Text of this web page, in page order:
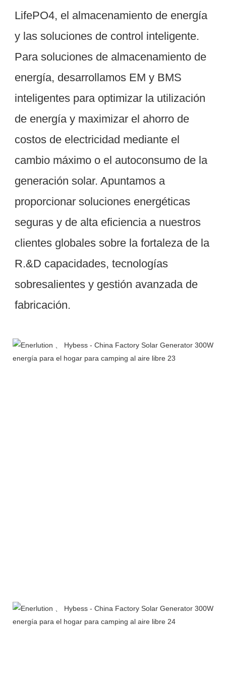
LifePO4, el almacenamiento de energía
y las soluciones de control inteligente.
Para soluciones de almacenamiento de
energía, desarrollamos EM y BMS
inteligentes para optimizar la utilización
de energía y maximizar el ahorro de
costos de electricidad mediante el
cambio máximo o el autoconsumo de la
generación solar. Apuntamos a
proporcionar soluciones energéticas
seguras y de alta eficiencia a nuestros
clientes globales sobre la fortaleza de la
R.&D capacidades, tecnologías
sobresalientes y gestión avanzada de